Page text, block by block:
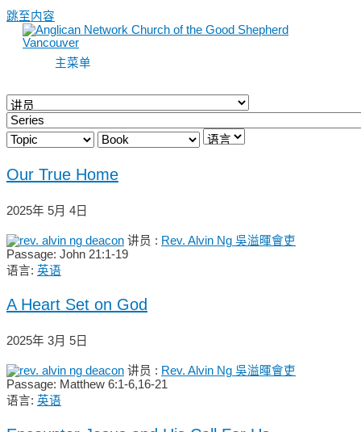
跳至内容
主菜单
Our True Home
2025年 5月 4日
讲员 : Rev. Alvin Ng 吳溢暉會吏
Passage: John 21:1-19
语言: 英语
A Heart Set on God
2025年 3月 5日
讲员 : Rev. Alvin Ng 吳溢暉會吏
Passage: Matthew 6:1-6,16-21
语言: 英语